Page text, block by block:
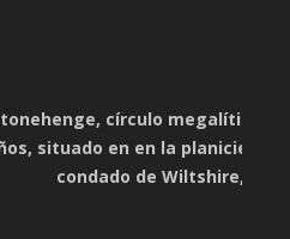
círculo megalítico de
situado en en la planicie de
condado de Wiltshire,